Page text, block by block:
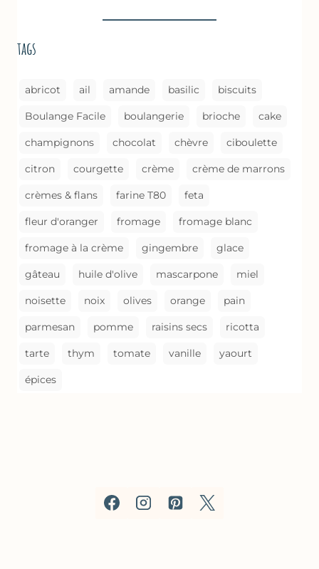
(MÉTHODE
tags
abricot ail amande basilic biscuits
Boulange Facile boulangerie brioche cake
champignons chocolat chèvre ciboulette
citron courgette crème crème de marrons
crèmes & flans farine T80 feta
fleur d'oranger fromage fromage blanc
fromage à la crème gingembre glace
gâteau huile d'olive mascarpone miel
noisette noix olives orange pain
parmesan pomme raisins secs ricotta
tarte thym tomate vanille yaourt
épices